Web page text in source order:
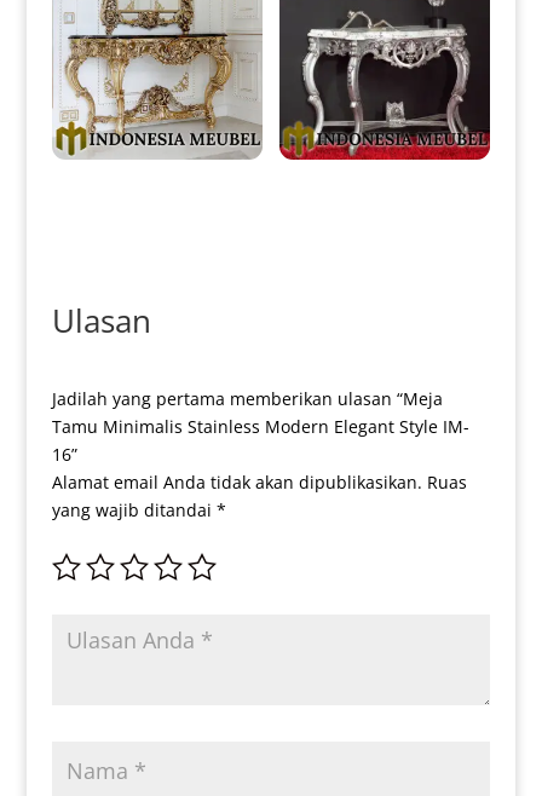
Ulasan
Jadilah yang pertama memberikan ulasan “Meja
Tamu Minimalis Stainless Modern Elegant Style IM-
16”
Alamat email Anda tidak akan dipublikasikan. Ruas
yang wajib ditandai *